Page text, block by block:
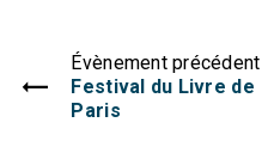
Évènement précédent
Festival du Livre de
Paris